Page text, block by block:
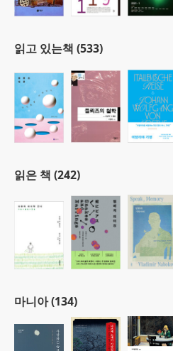
읽고 있는책 (533)
읽은 책 (242)
마니아 (134)